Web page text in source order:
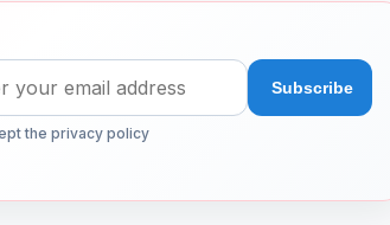
the privacy policy